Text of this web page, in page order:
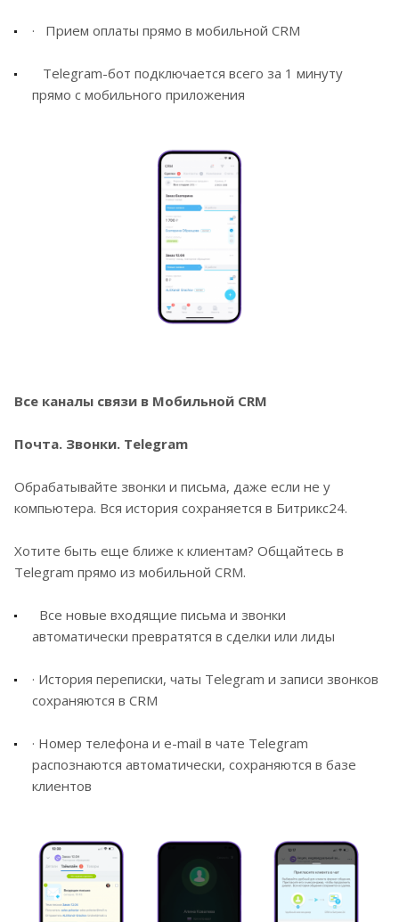
· Прием оплаты прямо в мобильной CRM
Telegram-бот подключается всего за 1 минуту
прямо с мобильного приложения
Все каналы связи в Мобильной CRM
Почта. Звонки. Telegram
Обрабатывайте звонки и письма, даже если не у
компьютера. Вся история сохраняется в Битрикс24.
Хотите быть еще ближе к клиентам? Общайтесь в
Telegram прямо из мобильной CRM.
Все новые входящие письма и звонки
автоматически превратятся в сделки или лиды
· История переписки, чаты Telegram и записи звонков
сохраняются в CRM
· Номер телефона и e-mail в чате Telegram
распознаются автоматически, сохраняются в базе
клиентов